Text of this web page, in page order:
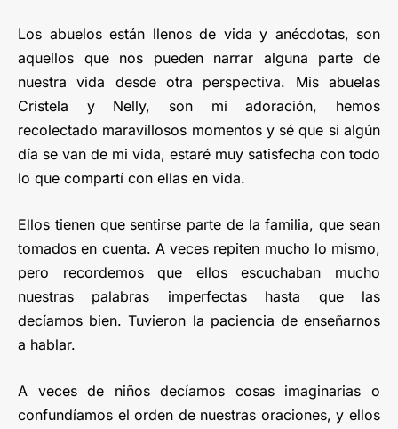
Los abuelos están llenos de vida y anécdotas, son
aquellos que nos pueden narrar alguna parte de
nuestra vida desde otra perspectiva. Mis abuelas
Cristela y Nelly, son mi adoración, hemos
recolectado maravillosos momentos y sé que si algún
día se van de mi vida, estaré muy satisfecha con todo
lo que compartí con ellas en vida.
Ellos tienen que sentirse parte de la familia, que sean
tomados en cuenta. A veces repiten mucho lo mismo,
pero recordemos que ellos escuchaban mucho
nuestras palabras imperfectas hasta que las
decíamos bien. Tuvieron la paciencia de enseñarnos
a hablar.
A veces de niños decíamos cosas imaginarias o
confundíamos el orden de nuestras oraciones, y ellos